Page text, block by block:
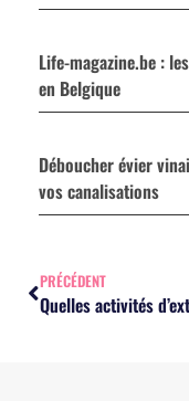
Life-magazine.be :
en Belgique
Déboucher évier
vos canalisations
PRÉCÉDENT